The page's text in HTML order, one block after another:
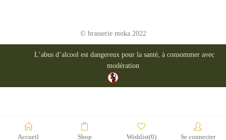
© brasserie moka 2022
L’abus d’alcool est dangereux pour la santé, à consommer avec
modération
Accueil Shop Wishlist(0) Se connecter